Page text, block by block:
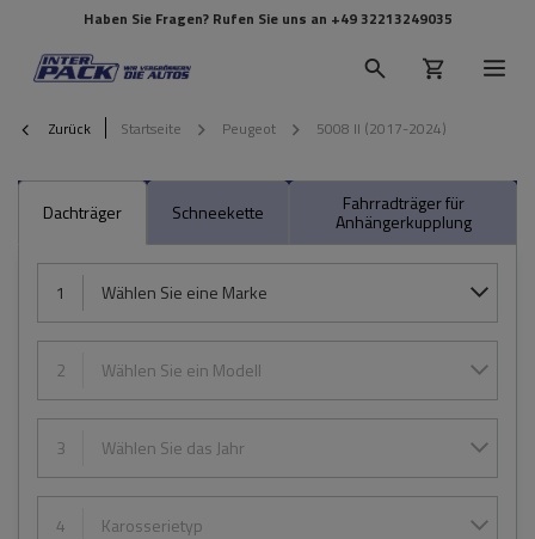
Haben Sie Fragen? Rufen Sie uns an +49 32213249035
Zurück Startseite Peugeot 5008 II (2017-2024)
Dachträger Schneekette Fahrradträger für
Anhängerkupplung
1 Wählen Sie eine Marke
2 Wählen Sie ein Modell
3 Wählen Sie das Jahr
4 Karosserietyp